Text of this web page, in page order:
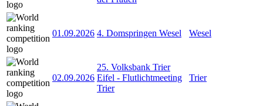
01.09.2026 4. Domspringen Wesel Wesel
02.09.2026
25. Volksbank Trier
Eifel - Flutlichtmeeting
Trier
Trier